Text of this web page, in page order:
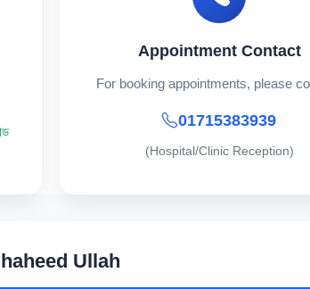
Appointment Contact
For booking appointments, please
01715383939
(Hospital/Clinic Reception)
Ullah